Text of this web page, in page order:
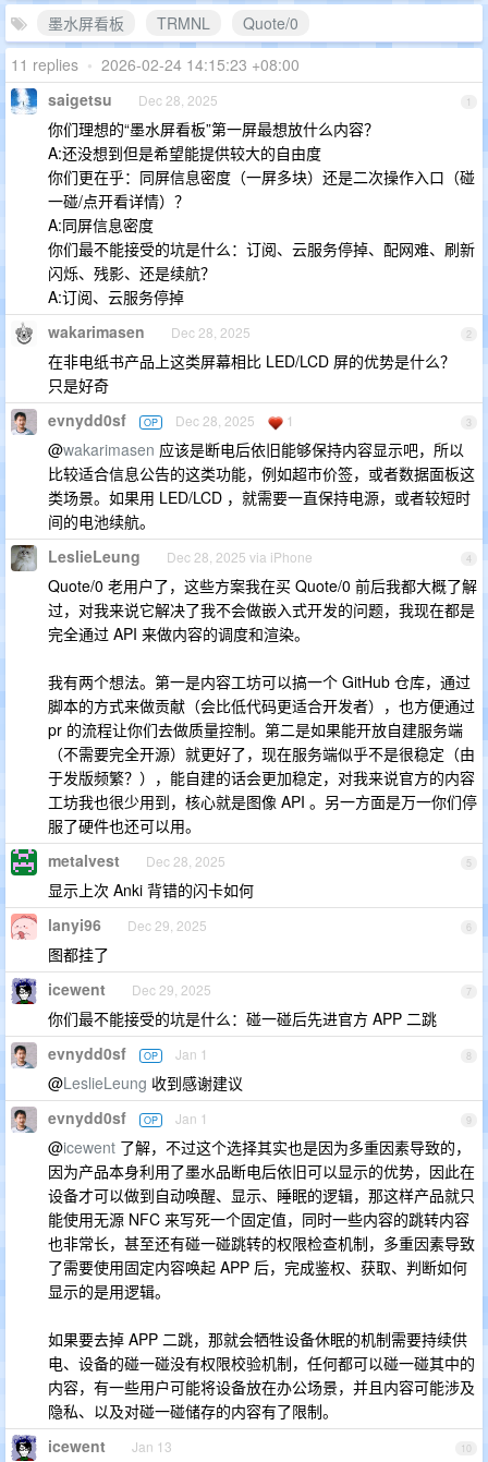
墨水屏看板
TRMNL
Quote/0
11 replies • 2026-02-24 14:15:23 +08:00
1
saigetsu Dec 28, 2025
你们理想的“墨水屏看板”第一屏最想放什么内容？
A:还没想到但是希望能提供较大的自由度
你们更在乎：同屏信息密度（一屏多块）还是二次操作入口（碰
一碰/点开看详情）？
A:同屏信息密度
你们最不能接受的坑是什么：订阅、云服务停掉、配网难、刷新
闪烁、残影、还是续航？
A:订阅、云服务停掉
2
wakarimasen Dec 28, 2025
在非电纸书产品上这类屏幕相比 LED/LCD 屏的优势是什么？
只是好奇
3
evnydd0sf OP Dec 28, 2025 1
@wakarimasen 应该是断电后依旧能够保持内容显示吧，所以
比较适合信息公告的这类功能，例如超市价签，或者数据面板这
类场景。如果用 LED/LCD ，就需要一直保持电源，或者较短时
间的电池续航。
4
LeslieLeung Dec 28, 2025 via iPhone
Quote/0 老用户了，这些方案我在买 Quote/0 前后我都大概了解
过，对我来说它解决了我不会做嵌入式开发的问题，我现在都是
完全通过 API 来做内容的调度和渲染。
我有两个想法。第一是内容工坊可以搞一个 GitHub 仓库，通过
脚本的方式来做贡献（会比低代码更适合开发者），也方便通过
pr 的流程让你们去做质量控制。第二是如果能开放自建服务端
（不需要完全开源）就更好了，现在服务端似乎不是很稳定（由
于发版频繁？），能自建的话会更加稳定，对我来说官方的内容
工坊我也很少用到，核心就是图像 API 。另一方面是万一你们停
服了硬件也还可以用。
5
metalvest Dec 28, 2025
显示上次 Anki 背错的闪卡如何
6
lanyi96 Dec 29, 2025
图都挂了
7
icewent Dec 29, 2025
你们最不能接受的坑是什么：碰一碰后先进官方 APP 二跳
8
evnydd0sf OP Jan 1
@LeslieLeung 收到感谢建议
9
evnydd0sf OP Jan 1
@icewent 了解，不过这个选择其实也是因为多重因素导致的，
因为产品本身利用了墨水品断电后依旧可以显示的优势，因此在
设备才可以做到自动唤醒、显示、睡眠的逻辑，那这样产品就只
能使用无源 NFC 来写死一个固定值，同时一些内容的跳转内容
也非常长，甚至还有碰一碰跳转的权限检查机制，多重因素导致
了需要使用固定内容唤起 APP 后，完成鉴权、获取、判断如何
显示的是用逻辑。
如果要去掉 APP 二跳，那就会牺牲设备休眠的机制需要持续供
电、设备的碰一碰没有权限校验机制，任何都可以碰一碰其中的
内容，有一些用户可能将设备放在办公场景，并且内容可能涉及
隐私、以及对碰一碰储存的内容有了限制。
10
icewent Jan 13